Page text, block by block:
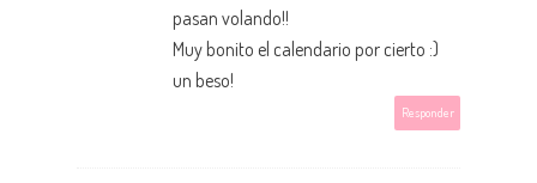
pasan volando!!
Muy bonito el calendario por cierto :)
un beso!
Responder